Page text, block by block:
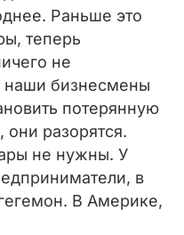
Раньше это
теперь
не
бизнесмены
потерянную
разорятся.
не нужны. У
в
В Америке,